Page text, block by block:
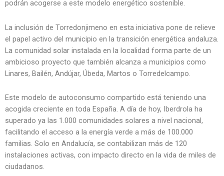
podrán acogerse a este modelo energético sostenible.
La inclusión de Torredonjimeno en esta iniciativa pone de relieve
el papel activo del municipio en la transición energética andaluza.
La comunidad solar instalada en la localidad forma parte de un
ambicioso proyecto que también alcanza a municipios como
Linares, Bailén, Andújar, Úbeda, Martos o Torredelcampo.
Este modelo de autoconsumo compartido está teniendo una
acogida creciente en toda España. A día de hoy, Iberdrola ha
superado ya las 1.000 comunidades solares a nivel nacional,
facilitando el acceso a la energía verde a más de 100.000
familias. Solo en Andalucía, se contabilizan más de 120
instalaciones activas, con impacto directo en la vida de miles de
ciudadanos.